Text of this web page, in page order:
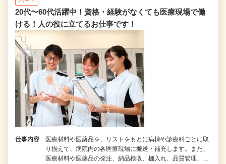
20代〜60代活躍中！資格・経験がなくても医療現場で働
ける！人の役に立てるお仕事です！
仕事内容
医療材料や医薬品を、リストをもとに病棟や診療科ごとに取
り揃えて、病院内の各医療現場に搬送・補充します。また、
医療材料や医薬品の発注、納品検収、棚入れ、品質管理、…